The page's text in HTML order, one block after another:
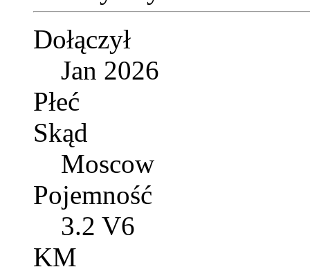
Dołączył
Jan 2026
Płeć
Skąd
Moscow
Pojemność
3.2 V6
KM